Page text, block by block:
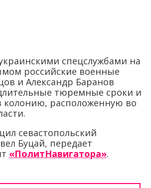
спецслужбами на
российские военные
и Александр Баранов
тюремные сроки и
колонию, расположенную во
севастопольский
Буцай, передает
«ПолитНавигатора».